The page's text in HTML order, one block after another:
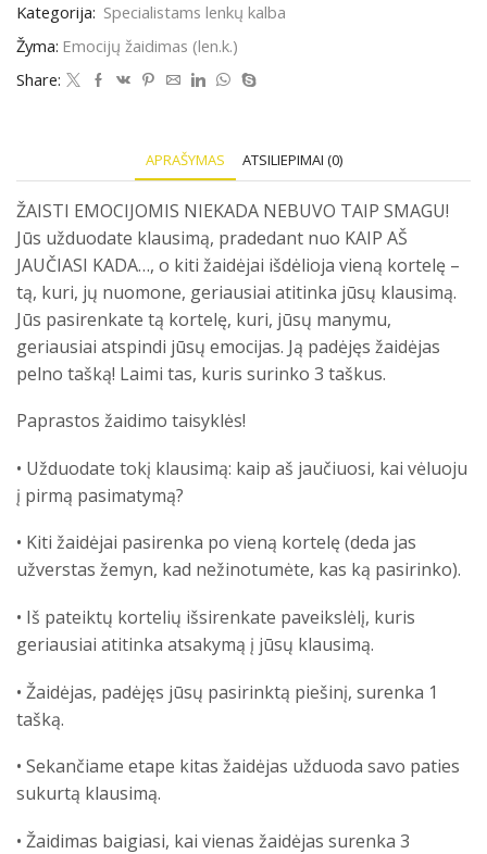
žaidimas
(len.k.)
Kategorija: Specialistams lenkų kalba
Žyma: Emocijų žaidimas (len.k.)
Share:
APRAŠYMAS ATSILIEPIMAI (0)
ŽAISTI EMOCIJOMIS NIEKADA NEBUVO TAIP SMAGU!
Jūs užduodate klausimą, pradedant nuo KAIP AŠ
JAUČIASI KADA…, o kiti žaidėjai išdėlioja vieną kortelę –
tą, kuri, jų nuomone, geriausiai atitinka jūsų klausimą.
Jūs pasirenkate tą kortelę, kuri, jūsų manymu,
geriausiai atspindi jūsų emocijas. Ją padėjęs žaidėjas
pelno tašką! Laimi tas, kuris surinko 3 taškus.
Paprastos žaidimo taisyklės!
• Užduodate tokį klausimą: kaip aš jaučiuosi, kai vėluoju
į pirmą pasimatymą?
• Kiti žaidėjai pasirenka po vieną kortelę (deda jas
užverstas žemyn, kad nežinotumėte, kas ką pasirinko).
• Iš pateiktų kortelių išsirenkate paveikslėlį, kuris
geriausiai atitinka atsakymą į jūsų klausimą.
• Žaidėjas, padėjęs jūsų pasirinktą piešinį, surenka 1
tašką.
• Sekančiame etape kitas žaidėjas užduoda savo paties
sukurtą klausimą.
• Žaidimas baigiasi, kai vienas žaidėjas surenka 3